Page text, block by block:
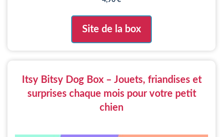
Site de la box
Itsy Bitsy Dog Box – Jouets, friandises et
surprises chaque mois pour votre petit
chien